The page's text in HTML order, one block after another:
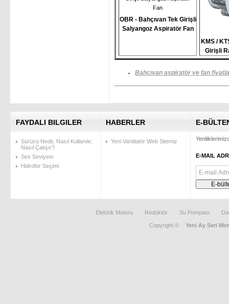
OBR - Bahçıvan Tek Girişli
Salyangoz Aspiratör Fan
KMS /
Girişli
Bahçıvan aspiratör ve fan
FAYDALI BILGILER
Sürücü Nedir, Nasıl Kullanılır,
Nasıl Çalışır?
Ses Seviyesi
Hidrofor Seçimi
HABERLER
Yeni Vantilatör Web Sitemiz
E-
E-MAIL
Elektrik Motoru Redüktör Su Pompası
Copyright © Yeni Ay Seri